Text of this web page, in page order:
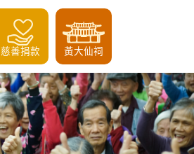
慈善捐款 黃大仙祠